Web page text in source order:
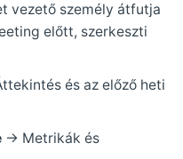
vezető személy átfutja
előtt, szerkeszti
és az előző heti
-> Metrikák és